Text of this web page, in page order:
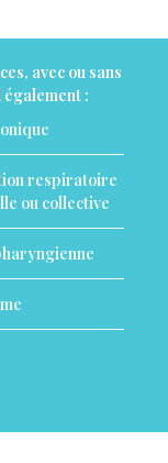
avec ou sans
:
respiratoire
ou collective